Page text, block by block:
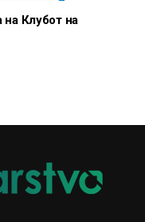
на Клубот на